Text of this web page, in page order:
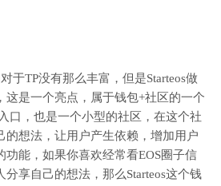
于TP没有那么丰富，但是Starteos做
这是一个亮点，属于钱包+社区的一个
口，也是一个小型的社区，在这个社
的想法，让用户产生依赖，增加用户
功能，如果你喜欢经常看EOS圈子信
享自己的想法，那么Starteos这个钱